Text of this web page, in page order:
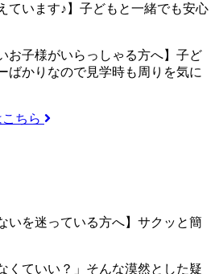
ています♪】子どもと一緒でも安心
お子様がいらっしゃる方へ】子ど
ばかりなので見学時も周りを気に
ちら
いを迷っている方へ】サクッと簡
くていい？」そんな漠然とした疑